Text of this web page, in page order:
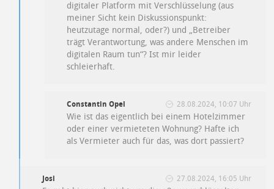
digitaler Platform mit Verschlüsselung (aus
meiner Sicht kein Diskussionspunkt:
heutzutage normal, oder?) und „Betreiber
trägt Verantwortung, was andere Menschen im
digitalen Raum tun“? Ist mir leider
schleierhaft.
Constantin Opel 28.08.2024, 10:07 Uhr
Wie ist das eigentlich bei einem Hotelzimmer
oder einer vermieteten Wohnung? Hafte ich
als Vermieter auch für das, was dort passiert?
Josi 27.08.2024, 16:05 Uhr